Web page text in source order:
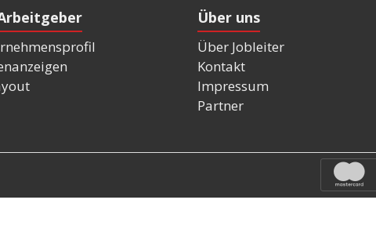
Über uns
Über Jobleiter
Kontakt
Impressum
Partner